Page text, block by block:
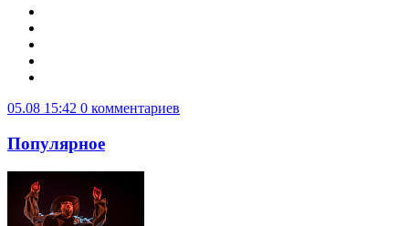
05.08 15:42 0 комментариев
Популярное